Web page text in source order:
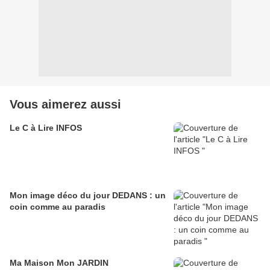
Vous aimerez aussi
Le C à Lire INFOS
Mon image déco du jour DEDANS : un
coin comme au paradis
Ma Maison Mon JARDIN